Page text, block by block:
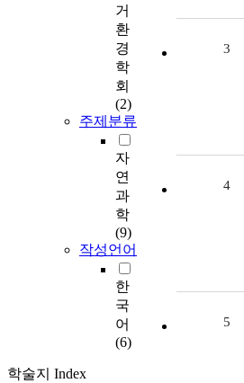
거
환
경
학
회
(2)
주제분류
자
연
과
학
(9)
작성언어
한
국
어
(6)
학술지 Index
3
4
5